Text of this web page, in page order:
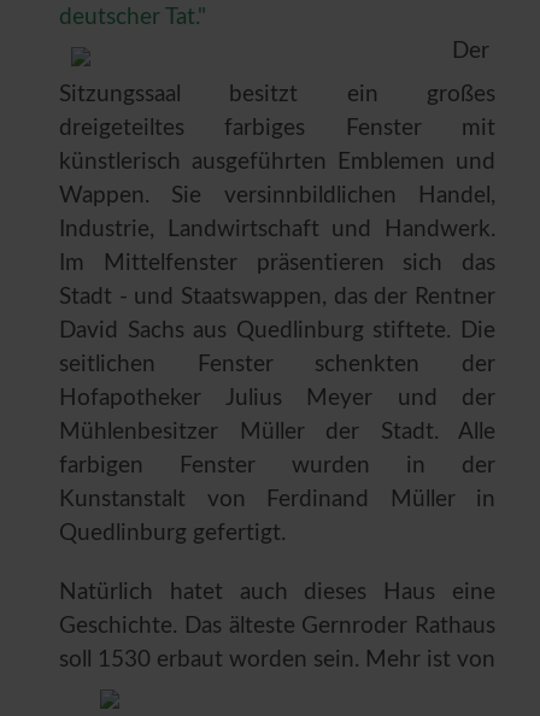
deutscher Tat."
Der
Sitzungssaal besitzt ein großes
dreigeteiltes farbiges Fenster mit
künstlerisch ausgeführten Emblemen und
Wappen. Sie versinnbildlichen Handel,
Industrie, Landwirtschaft und Handwerk.
Im Mittelfenster präsentieren sich das
Stadt - und Staatswappen, das der Rentner
David Sachs aus Quedlinburg stiftete. Die
seitlichen Fenster schenkten der
Hofapotheker Julius Meyer und der
Mühlenbesitzer Müller der Stadt. Alle
farbigen Fenster wurden in der
Kunstanstalt von Ferdinand Müller in
Quedlinburg gefertigt.
Natürlich hatet auch dieses Haus eine
Geschichte. Das älteste Gernroder Rathaus
soll 1530 erbaut worden sein. Mehr ist von